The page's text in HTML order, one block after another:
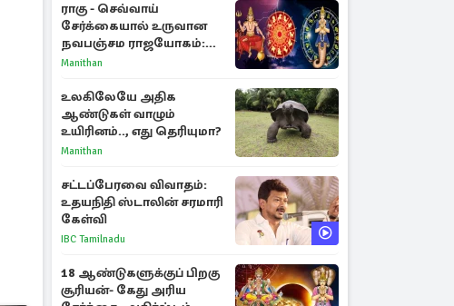
ராகு - செவ்வாய்
சேர்க்கையால் உருவான
நவபஞ்சம ராஜயோகம்:
அதிர்ஷ்டம் பெறும் 3
Manithan
உலகிலேயே அதிக
ஆண்டுகள் வாழும்
உயிரினம்.., எது தெரியுமா?
Manithan
சட்டப்பேரவை விவாதம்:
உதயநிதி ஸ்டாலின் சரமாரி
கேள்வி
IBC Tamilnadu
18 ஆண்டுகளுக்குப் பிறகு
சூரியன்- கேது அரிய